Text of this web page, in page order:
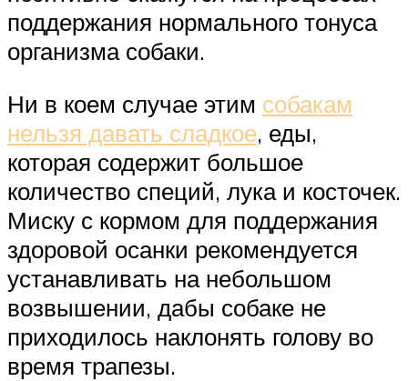
поддержания нормального тонуса
организма собаки.
Ни в коем случае этим собакам
нельзя давать сладкое, еды,
которая содержит большое
количество специй, лука и косточек.
Миску с кормом для поддержания
здоровой осанки рекомендуется
устанавливать на небольшом
возвышении, дабы собаке не
приходилось наклонять голову во
время трапезы.